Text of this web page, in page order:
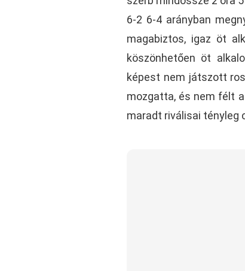
6-2 6-4 arányban
magabiztos, igaz öt
köszönhetően öt
képest nem játszott
mozgatta, és nem félt
maradt riválisai tényleg